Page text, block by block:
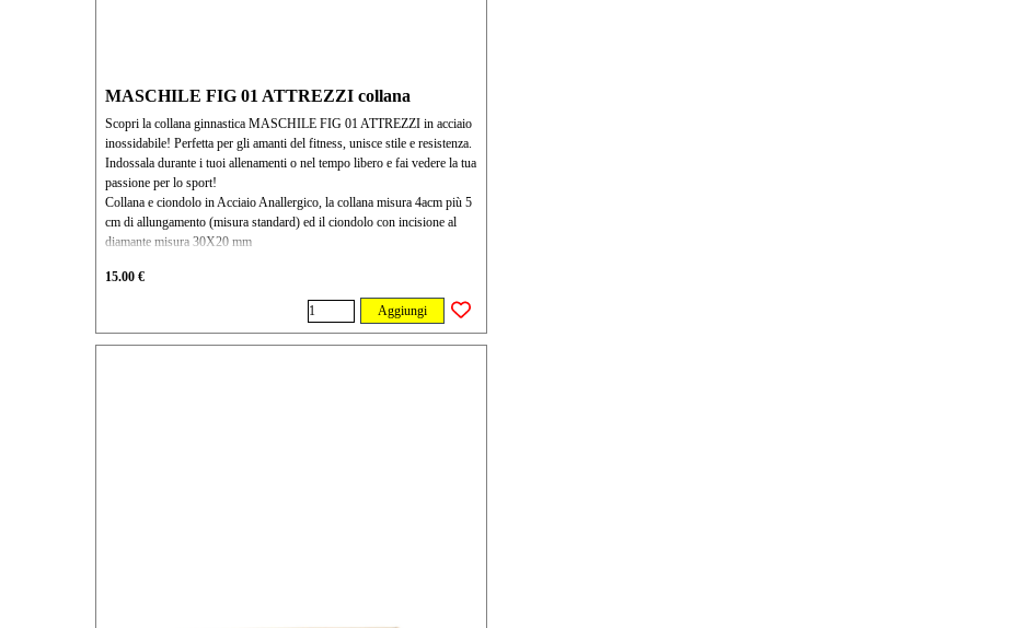
MASCHILE FIG 01 ATTREZZI collana
Scopri la collana ginnastica MASCHILE FIG 01 ATTREZZI in acciaio
inossidabile! Perfetta per gli amanti del fitness, unisce stile e resistenza.
Indossala durante i tuoi allenamenti o nel tempo libero e fai vedere la tua
passione per lo sport!
Collana e ciondolo in Acciaio Anallergico, la collana misura 4acm più 5
cm di allungamento (misura standard) ed il ciondolo con incisione al
diamante misura 30X20 mm
15.00 €
Aggiungi